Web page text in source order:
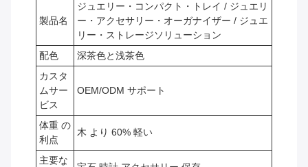
製品名
ジュエリー・コンパクト・トレイ / ジュエリ
ー・アクセサリー・オーガナイザー / ジュエ
リー・ストレージソリューション
配色
深茶色と浅茶色
カスタ
ムサー
ビス
OEM/ODM サポート
体重 の
利点
木 より 60% 軽い
主要な